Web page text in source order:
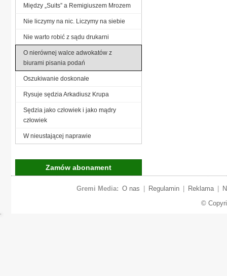
Między „Suits” a Remigiuszem Mrozem
Nie liczymy na nic. Liczymy na siebie
Nie warto robić z sądu drukarni
O nierównej walce adwokatów z
biurami pisania podań
Oszukiwanie doskonałe
Rysuje sędzia Arkadiusz Krupa
Sędzia jako człowiek i jako mądry
człowiek
W nieustającej naprawie
Zamów abonament
Gremi Media: O nas Regulamin Reklama
©